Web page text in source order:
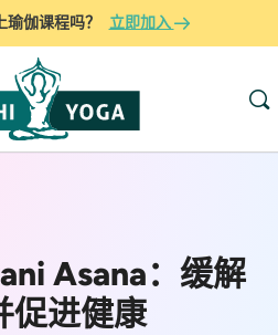
伽课程吗？ 立即加入
Asana：缓解
促进健康